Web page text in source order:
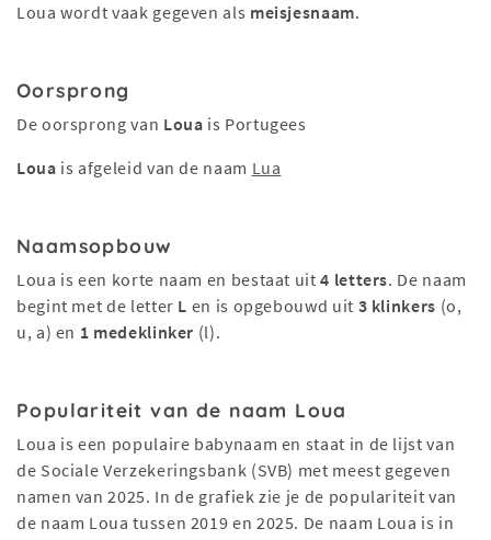
Loua wordt vaak gegeven als meisjesnaam.
Oorsprong
De oorsprong van Loua is Portugees
Loua is afgeleid van de naam Lua
Naamsopbouw
Loua is een korte naam en bestaat uit4 letters. De naam
begint met de letter L en is opgebouwd uit 3 klinkers (o,
u, a) en 1 medeklinker (l).
Populariteit van de naam Loua
Loua is een populaire babynaam en staat in de lijst van
de Sociale Verzekeringsbank (SVB) met meest gegeven
namen van 2025. In de grafiek zie je de populariteit van
de naam Loua tussen 2019 en 2025. De naam Loua is in